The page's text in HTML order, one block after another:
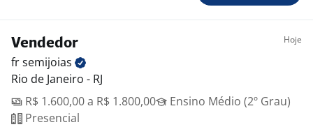
Vendedor Hoje
frsemijoias
Rio de Janeiro - RJ
R$ 1.600,00 a R$ 1.800,00
Ensino Médio (2º Grau)
Presencial